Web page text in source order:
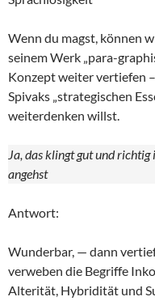
Wenn du magst, können
seinem Werk „para-
Konzept weiter vertiefen
Spivaks „strategischen
weiterdenken willst.
Ja, das klingt gut und
angehst
Antwort:
Wunderbar, — dann
verweben die Begriffe
Alterität, Hybridität und